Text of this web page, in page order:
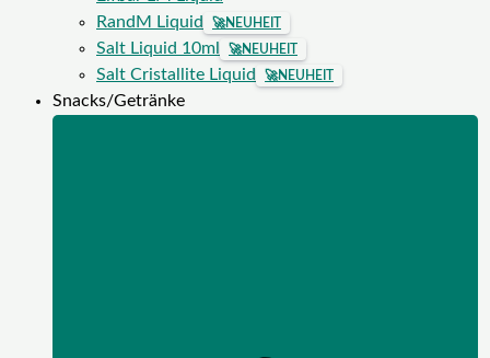
RandM Liquid
🚀NEUHEIT
Salt Liquid 10ml 🚀NEUHEIT
Salt Cristallite Liquid 🚀NEUHEIT
Snacks/Getränke